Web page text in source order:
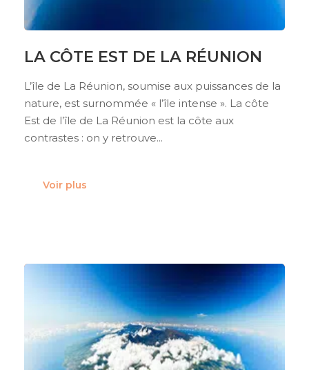
LA CÔTE EST DE LA RÉUNION
L’île de La Réunion, soumise aux puissances de la
nature, est surnommée « l’île intense ». La côte
Est de l’île de La Réunion est la côte aux
contrastes : on y retrouve...
Voir plus